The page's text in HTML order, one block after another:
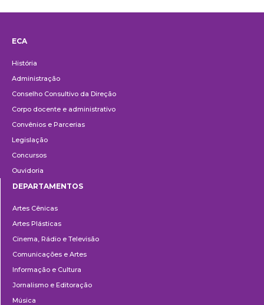
ECA
História
Administração
Conselho Consultivo da Direção
Corpo docente e administrativo
Convênios e Parcerias
Legislação
Concursos
Ouvidoria
DEPARTAMENTOS
Artes Cênicas
Artes Plásticas
Cinema, Rádio e Televisão
Comunicações e Artes
Informação e Cultura
Jornalismo e Editoração
Música